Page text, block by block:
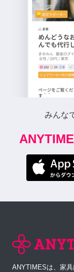
みんな
ANYTIMESは、家